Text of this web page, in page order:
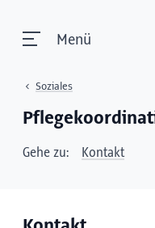
Menü
Soziales
Gehe zu: Kontakt